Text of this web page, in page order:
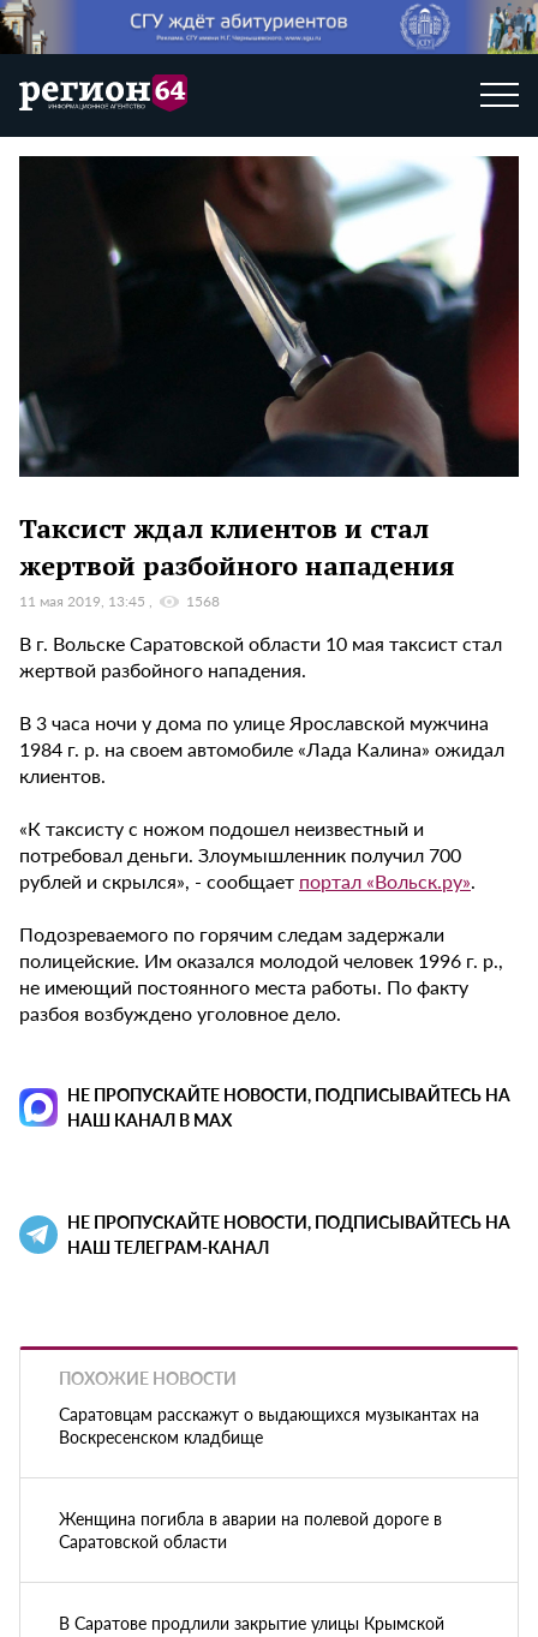
Таксист ждал клиентов и стал
жертвой разбойного нападения
11 мая 2019, 13:45 1568
В г. Вольске Саратовской области 10 мая таксист стал
жертвой разбойного нападения.
В 3 часа ночи у дома по улице Ярославской мужчина
1984 г. р. на своем автомобиле «Лада Калина» ожидал
клиентов.
«К таксисту с ножом подошел неизвестный и
потребовал деньги. Злоумышленник получил 700
рублей и скрылся», - сообщает портал «Вольск.ру».
Подозреваемого по горячим следам задержали
полицейские. Им оказался молодой человек 1996 г. р.,
не имеющий постоянного места работы. По факту
разбоя возбуждено уголовное дело.
НЕ ПРОПУСКАЙТЕ НОВОСТИ, ПОДПИСЫВАЙТЕСЬ НА
НАШ КАНАЛ В MAX
НЕ ПРОПУСКАЙТЕ НОВОСТИ, ПОДПИСЫВАЙТЕСЬ НА
НАШ ТЕЛЕГРАМ-КАНАЛ
ПОХОЖИЕ НОВОСТИ
Саратовцам расскажут о выдающихся музыкантах на
Воскресенском кладбище
Женщина погибла в аварии на полевой дороге в
Саратовской области
В Саратове продлили закрытие улицы Крымской